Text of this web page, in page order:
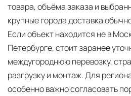
товара, объёма заказа и
крупные города доставка
Если объект находится не в
Петербурге, стоит заранее
междугороднюю перевозку,
разгрузку и монтаж. Для
особенно важно согласовать